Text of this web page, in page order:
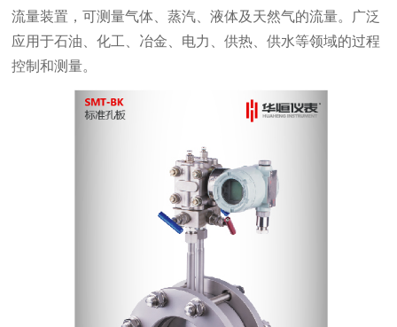
流量装置，可测量气体、蒸汽、液体及天然气的流量。广泛
应用于石油、化工、冶金、电力、供热、供水等领域的过程
控制和测量。